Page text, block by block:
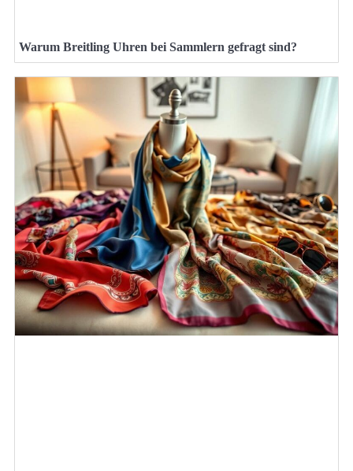
Warum Breitling Uhren bei Sammlern gefragt sind?